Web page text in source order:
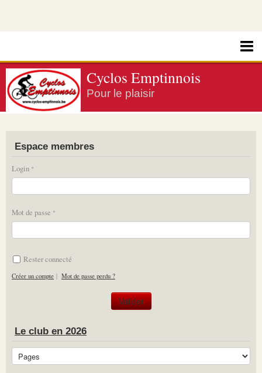
Cyclos Emptinnois
Pour le plaisir
Espace membres
Login
Mot de passe
Rester connecté
Créer un compte | Mot de passe perdu ?
Le club en 2026